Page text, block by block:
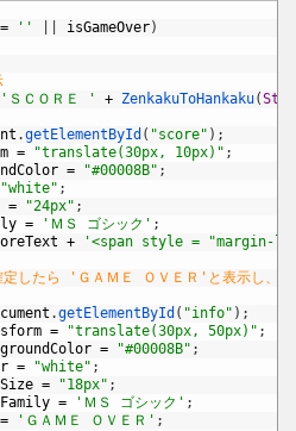
'' isGameOver)
'ＳＣＯＲＥ ' + ZenkakuToHankaku(
.getElementById ( "score" ) ;
= "translate(30px, 10px)" ;
= "#00008B" ;
"white" ;
= "24px" ;
= 'ＭＳ ゴシック' ;
+ '<span style = "margin-
したら 'ＧＡＭＥ ＯＶＥＲ'と表示し、そ
.getElementById ( "info" ) ;
= "translate(30px, 50px)" ;
= "#00008B" ;
= "white" ;
= "18px" ;
= 'ＭＳ ゴシック' ;
= 'ＧＡＭＥ ＯＶＥＲ' ;